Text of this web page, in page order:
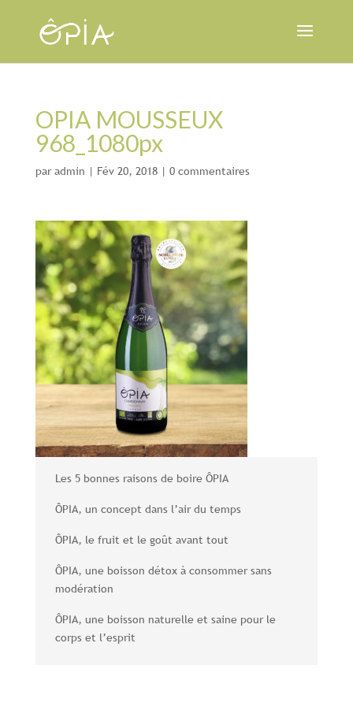
OPIA MOUSSEUX
968_1080px
paradmin | Fév 20, 2018| 0 commentaires
Les 5 bonnes raisons de boire ÔPIA
ÔPIA, un concept dans l’air du temps
ÔPIA, le fruit et le goût avant tout
ÔPIA, une boisson détox à consommer sans
modération
ÔPIA, une boisson naturelle et saine pour le
corps et l’esprit